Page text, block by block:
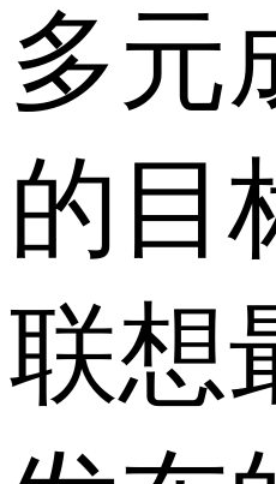
多元
的目
联想